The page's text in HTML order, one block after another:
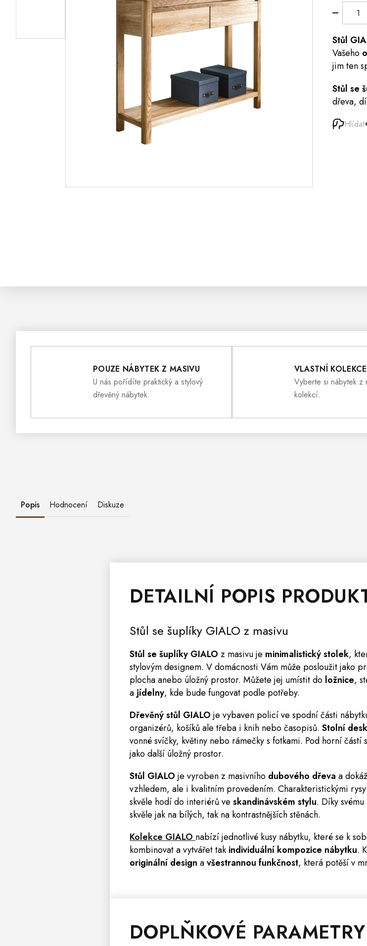
Stůl
Vašeho
jim ten
Stůl se
dřeva,
Hlídat
POUZE NÁBYTEK Z MASIVU
U nás pořídíte praktický a stylový
dřevěný nábytek.
VLASTNÍ KOLEKCE
Vyberte si nábytek z
kolekcí.
Popis Hodnocení Diskuze
DETAILNÍ POPIS
Stůl se šuplíky GIALO z masivu
Stůl se šuplíky GIALO z masivu je minimalistický stolek,
stylovým designem. V domácnosti Vám může posloužit jako
plochaanebo úložný prostor. Můžete jej umístit do ložnice,
a jídelny, kde bude fungovat podle potřeby.
Dřevěný stůl GIALO je vybaven policí ve spodní části
organizérů, košíků ale třeba i knih nebo časopisů. Stolní
vonné svíčky, květiny nebo rámečky s fotkami. Pod horní částí
jako další úložný prostor.
Stůl GIALO je vyroben z masivního dubového dřeva a
vzhledem, ale i kvalitním provedením. Charakteristickými
skvěle hodí do interiérů ve skandinávském stylu. Díky
skvěle jak na bílých, tak na kontrastnějších stěnách.
Kolekce GIALO nabízí jednotlivé kusy nábytku, které se k
kombinovat a vytvářet tak individuální kompozice nábytku.
originální design avšestrannou funkčnost, která potěší v
DOPLŇKOVÉ PARAMETRY